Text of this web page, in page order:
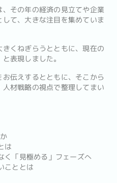
その年の経済の見立てや企業
て、大きな注目を集めていま
くねぎらうとともに、現在の
表現しました。
伝えするとともに、そこから
材戦略の視点で整理してまい
は
く「見極める」フェーズへ
こととは